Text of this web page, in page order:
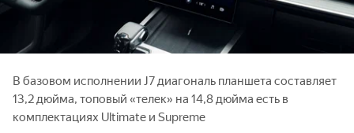
В базовом исполнении J7 диагональ планшета составляет
13,2 дюйма, топовый «телек» на 14,8 дюйма есть в
комплектациях Ultimate и Supreme